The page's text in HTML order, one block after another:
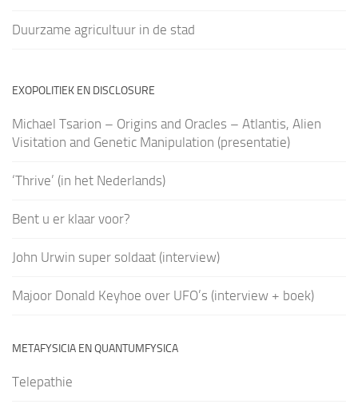
Duurzame agricultuur in de stad
EXOPOLITIEK EN DISCLOSURE
Michael Tsarion – Origins and Oracles – Atlantis, Alien
Visitation and Genetic Manipulation (presentatie)
‘Thrive’ (in het Nederlands)
Bent u er klaar voor?
John Urwin super soldaat (interview)
Majoor Donald Keyhoe over UFO’s (interview + boek)
METAFYSICIA EN QUANTUMFYSICA
Telepathie